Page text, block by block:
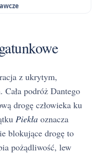
z ukrytym,
Cała podróż Dantego
drogę człowieka ku
Piekła oznacza
blokujące drogę to
pożądliwość, lew